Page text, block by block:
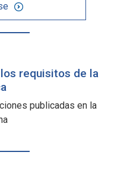
requisitos de la
publicadas en la